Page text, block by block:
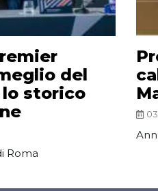
del
lo storico
Roma